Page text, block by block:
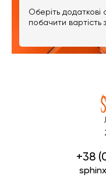
Оберіть додаткові
побачити вартість
+38